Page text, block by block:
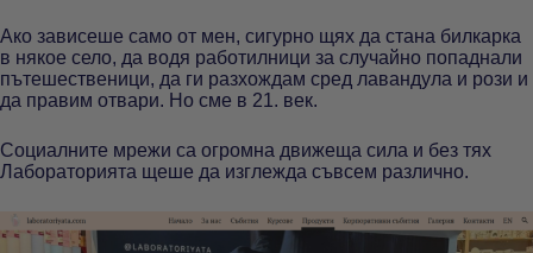
Ако зависеше само от мен, сигурно щях да стана билкарка
в някое село, да водя работилници за случайно попаднали
пътешественици, да ги разхождам сред лавандула и рози и
да правим отвари. Но сме в 21. век.
Социалните мрежи са огромна движеща сила и без тях
Лабораторията щеше да изглежда съвсем различно.